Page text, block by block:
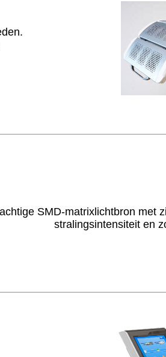
SMD-matrixlichtbron met
stralingsintensiteit en